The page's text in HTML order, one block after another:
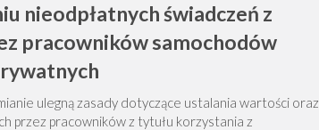
nieodpłatnych świadczeń z
pracowników samochodów
ulegną zasady dotyczące ustalania wartości oraz
przez pracowników z tytułu korzystania z